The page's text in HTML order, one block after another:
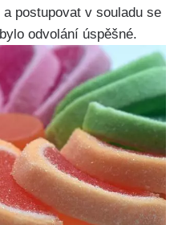
postupovat v souladu se
odvolání úspěšné.